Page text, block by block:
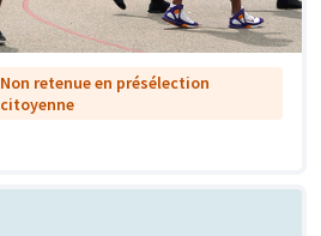
Non retenue en présélection
citoyenne